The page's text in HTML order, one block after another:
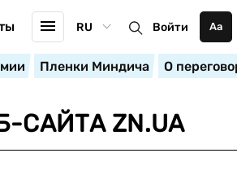
RU Войти Аа
Пленки Миндича О
ZN.UA